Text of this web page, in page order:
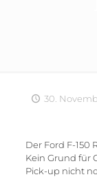
30.
Der Ford F-150
Kein Grund für
Pick-up nicht